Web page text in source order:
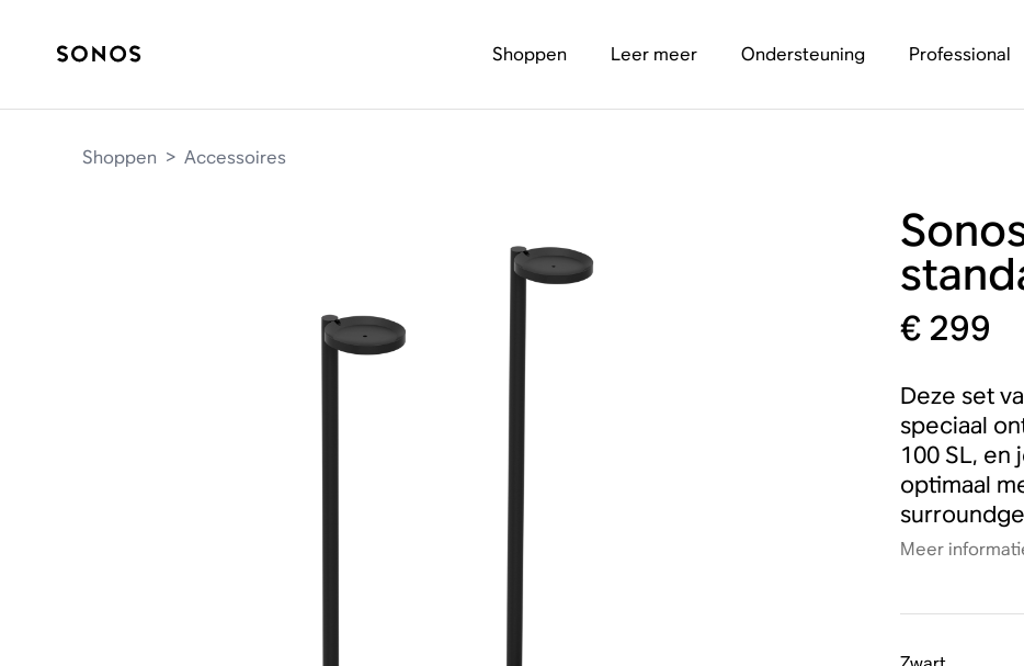
Shoppen Leer meer Ondersteuning Professional
Shoppen > Accessoires
€ 299
Deze set
speciaal
100 SL, en
optimaal
Meer